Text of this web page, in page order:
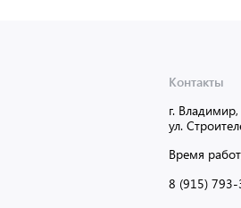
Контакты
г.
ул.
Время
8 (915)